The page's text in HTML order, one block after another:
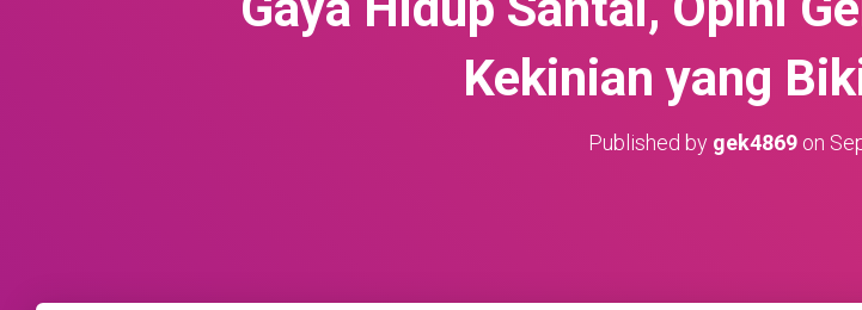
Kekinian yang
Published by gek4869on